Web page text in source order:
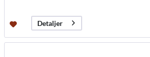
Detaljer